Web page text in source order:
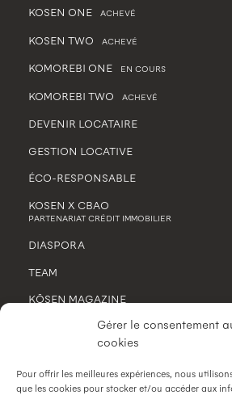
Gérer le consentement
cookies
Pour offrir les meilleures expériences, nous
que les cookies pour stocker et/ou accéder aux
KOSEN ONE ACHEVÉ
KOSEN TWO ACHEVÉ
KOMOREBI ONE EN COURS
KOMOREBI TWO ACHEVÉ
DEVENIR LOCATAIRE
GESTION LOCATIVE
ÉCO-RESPONSABLE
KOSEN X CBAO
PARTENARIAT CRÉDIT IMMOBILIER
DIASPORA
TEAM
KŌSEN MAGAZINE
POLITIQUE DE CONFIDENTIALITÉ